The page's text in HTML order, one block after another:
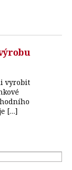
vyrobit
[…]